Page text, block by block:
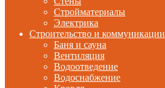
Стройматериалы
Электрика
Строительство и коммуникации
Баня и сауна
Вентиляция
Водоотведение
Водоснабжение